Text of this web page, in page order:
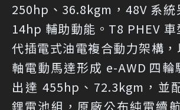
250hp、36.8kgm，48V 系統
14hp 輔助動能。T8 PHEV
代插電式油電複合動力架構
軸電動馬達形成 e-AWD 四
出達 455hp、72.3kgm，並
鋰電池組，原廠公布純電續